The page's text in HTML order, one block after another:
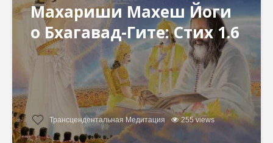
Махариши Махеш Йоги
о Бхагавад-Гите: Стих 1.6
Трансцендентальная Медитация 255 views